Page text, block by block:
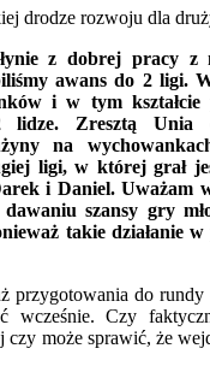
drodze rozwoju dla
z dobrej pracy z
awans do 2 ligi.
i w tym kształcie
Zresztą Unia
na
ligi, w której grał
i Daniel. Uważam
szansy gry
takie działanie w
przygotowania do
wcześnie. Czy
czy może sprawić, że